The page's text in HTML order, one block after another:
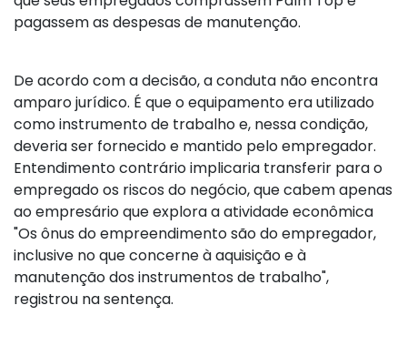
pagassem as despesas de manutenção.
De acordo com a decisão, a conduta não encontra
amparo jurídico. É que o equipamento era utilizado
como instrumento de trabalho e, nessa condição,
deveria ser fornecido e mantido pelo empregador.
Entendimento contrário implicaria transferir para o
empregado os riscos do negócio, que cabem apenas
ao empresário que explora a atividade econômica
"Os ônus do empreendimento são do empregador,
inclusive no que concerne à aquisição e à
manutenção dos instrumentos de trabalho",
registrou na sentença.